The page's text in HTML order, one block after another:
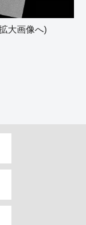
大画像へ)